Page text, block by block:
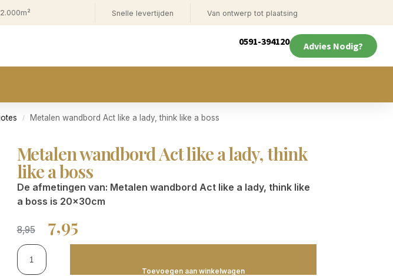
Snelle levertijden Van ontwerp tot plaatsing
Advies Nodig?
0591-394120
/ Metalen wandbord Act like a lady, think like a boss
Metalen wandbord Act like a lady, think
like a boss
De afmetingen van: Metalen wandbord Act like a lady, think like
a boss is 20x30cm
8,95 7,95
Toevoegen aan winkelwagen